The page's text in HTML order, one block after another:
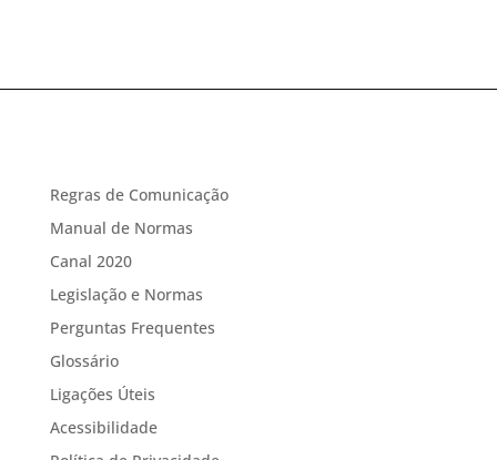
Regras de Comunicação
Manual de Normas
Canal 2020
Legislação e Normas
Perguntas Frequentes
Glossário
Ligações Úteis
Acessibilidade